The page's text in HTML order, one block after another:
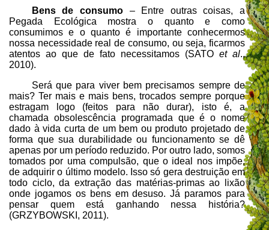
Bens de consumo – Entre outras coisas, a
Pegada Ecológica mostra o quanto e como
consumimos e o quanto é importante conhecermos
nossa necessidade real de consumo, ou seja, ficarmos
atentos ao que de fato necessitamos (SATO et al.,
2010).
Será que para viver bem precisamos sempre de
mais? Ter mais e mais bens, trocados sempre porque
estragam logo (feitos para não durar), isto é, a
chamada obsolescência programada que é o nome
dado à vida curta de um bem ou produto projetado de
forma que sua durabilidade ou funcionamento se dê
apenas por um período reduzido. Por outro lado, somos
tomados por uma compulsão, que o ideal nos impõe,
de adquirir o último modelo. Isso só gera destruição em
todo ciclo, da extração das matérias-primas ao lixão
onde jogamos os bens em desuso. Já paramos para
pensar quem está ganhando nessa história?
(GRZYBOWSKI, 2011).